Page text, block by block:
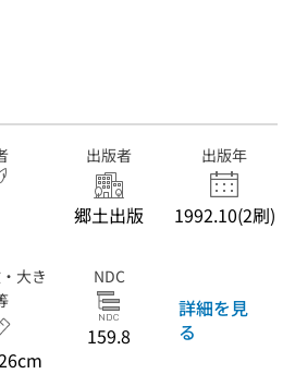
出版者
郷土出版
出版年
1992.10(2刷)
大き
NDC
159.8
詳細を見
る